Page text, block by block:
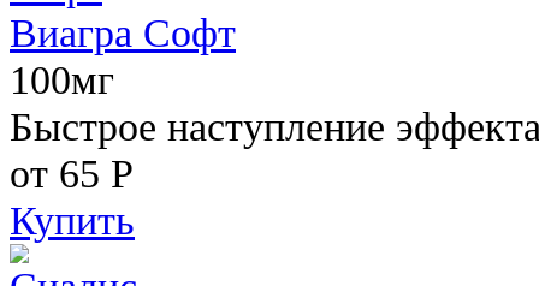
Виагра Софт
100мг
Быстрое наступление
от 65 Р
Купить